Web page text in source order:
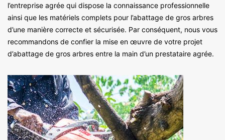
l’entreprise agrée qui dispose la connaissance professionnelle
ainsi que les matériels complets pour l’abattage de gros arbres
d’une manière correcte et sécurisée. Par conséquent, nous vous
recommandons de confier la mise en œuvre de votre projet
d’abattage de gros arbres entre la main d’un prestataire agrée.